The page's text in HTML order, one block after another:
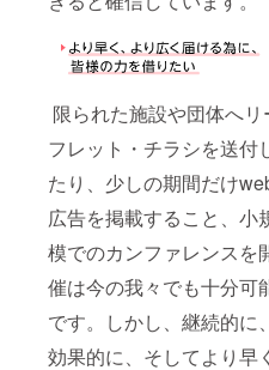
限られた施設や団体へリ
フレット・チラシを送付
たり、少しの期間だけ
広告を掲載すること、小
模でのカンファレンスを
催は今の我々でも十分可
です。しかし、継続的に、
効果的に、そしてより早く